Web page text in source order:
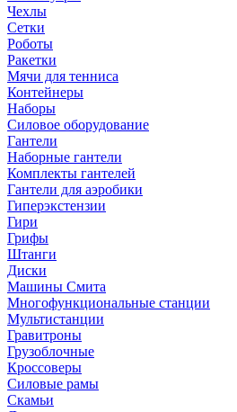
Чехлы
Сетки
Роботы
Ракетки
Мячи для тенниса
Контейнеры
Наборы
Силовое оборудование
Гантели
Наборные гантели
Комплекты гантелей
Гантели для аэробики
Гиперэкстензии
Гири
Грифы
Штанги
Диски
Машины Смита
Многофункциональные станции
Мультистанции
Гравитроны
Грузоблочные
Кроссоверы
Силовые рамы
Скамьи